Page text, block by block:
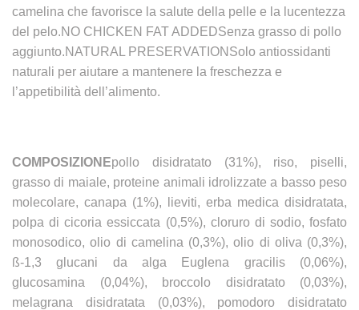
camelina che favorisce la salute della pelle e la lucentezza
del pelo.NO CHICKEN FAT ADDEDSenza grasso di pollo
aggiunto.NATURAL PRESERVATIONSolo antiossidanti
naturali per aiutare a mantenere la freschezza e
l’appetibilità dell’alimento.
COMPOSIZIONEpollo disidratato (31%), riso, piselli,
grasso di maiale, proteine animali idrolizzate a basso peso
molecolare, canapa (1%), lieviti, erba medica disidratata,
polpa di cicoria essiccata (0,5%), cloruro di sodio, fosfato
monosodico, olio di camelina (0,3%), olio di oliva (0,3%),
ß-1,3 glucani da alga Euglena gracilis (0,06%),
glucosamina (0,04%), broccolo disidratato (0,03%),
melagrana disidratata (0,03%), pomodoro disidratato